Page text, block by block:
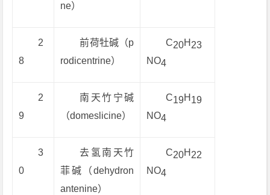
ne）
2
8
前荷牡碱（p
rodicentrine）
C20H 23
NO4
2
9
南天竹宁碱
（domeslicine）
C19H 19
NO4
3
0
去氢南天竹
菲碱（dehydron
antenine）
C20H 22
NO4